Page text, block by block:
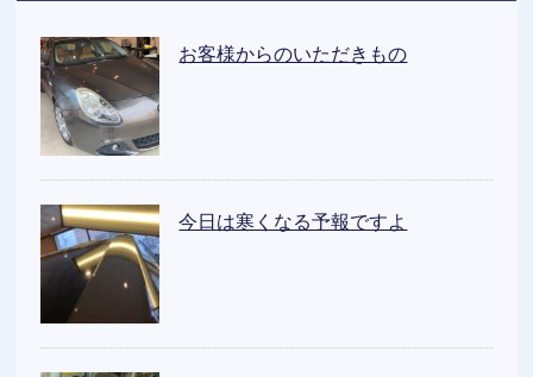
お客様からのいただきもの
今日は寒くなる予報ですよ